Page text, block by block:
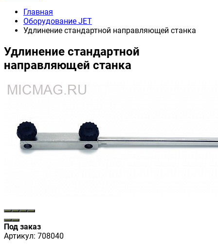
Главная
Оборудование JET
Удлинение стандартной направляющей станка
Удлинение стандартной
направляющей станка
Под заказ
Артикул: 708040